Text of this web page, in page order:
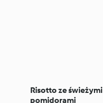
Risotto ze świeżymi
pomidorami